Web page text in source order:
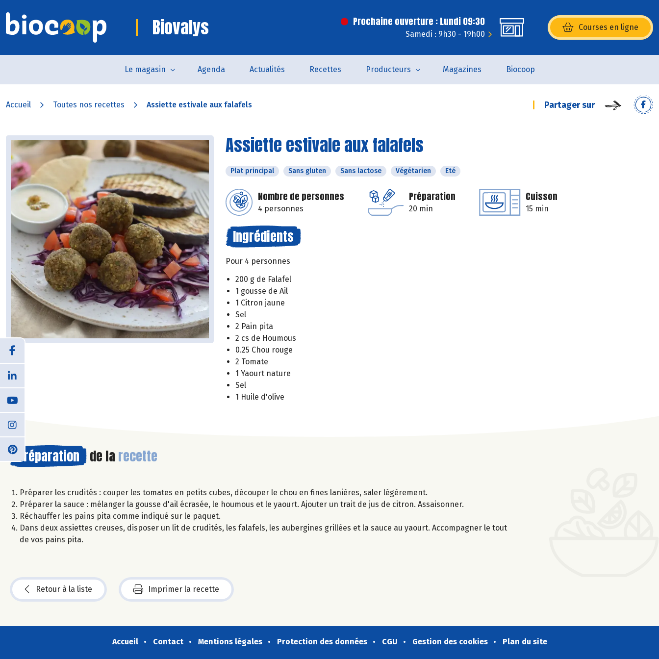
Biovalys Prochaine ouverture : Lundi 09:30
Samedi : 9h30 - 19h00
Courses en ligne
(s’ouvre dans une nouvelle
Le magasin Agenda Actualités Recettes Producteurs Magazines Biocoop
Accueil Toutes nos recettes Assiette estivale aux falafels Partager sur
Assiette estivale aux falafels
Plat principal Sans gluten Sans lactose Végétarien Eté
Nombre de personnes
4 personnes
Préparation
20 min
Cuisson
15 min
Ingrédients
Pour 4 personnes
200 g de Falafel
1 gousse de Ail
1 Citron jaune
Sel
2 Pain pita
2 cs de Houmous
0.25 Chou rouge
2 Tomate
1 Yaourt nature
Sel
1 Huile d'olive
Préparation de la recette
Préparer les crudités : couper les tomates en petits cubes, découper le chou en fines lanières, saler légèrement.
Préparer la sauce : mélanger la gousse d'ail écrasée, le houmous et le yaourt. Ajouter un trait de jus de citron. Assaisonner.
Réchauffer les pains pita comme indiqué sur le paquet.
Dans deux assiettes creuses, disposer un lit de crudités, les falafels, les aubergines grillées et la sauce au yaourt. Accompagner le tout
de vos pains pita.
Retour à la liste Imprimer la recette
Accueil Contact Mentions légales Protection des données CGU Gestion des cookies Plan du site